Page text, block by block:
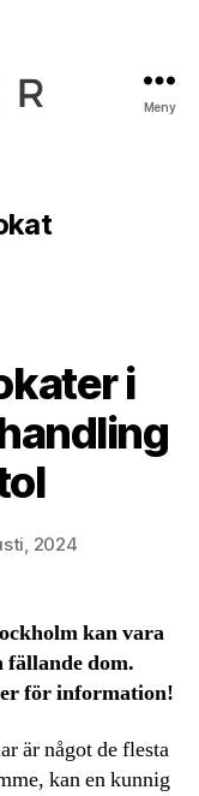
Meny
i
2024
kan vara
dom.
för information!
är något de flesta
kan en kunnig